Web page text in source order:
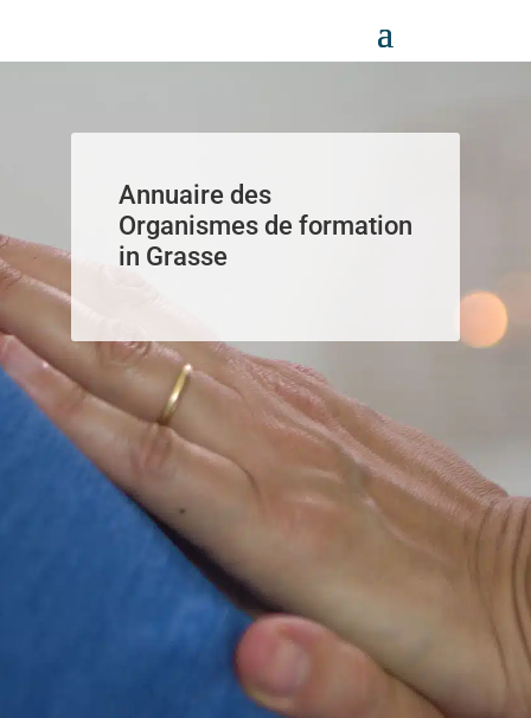
Annuaire des
Organismes de formation
in Grasse